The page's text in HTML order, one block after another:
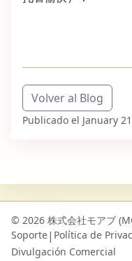
Volver al Blog
Publicado el January
© 2026 株式会社モアブ
Soporte| Política de
Divulgación Comercial